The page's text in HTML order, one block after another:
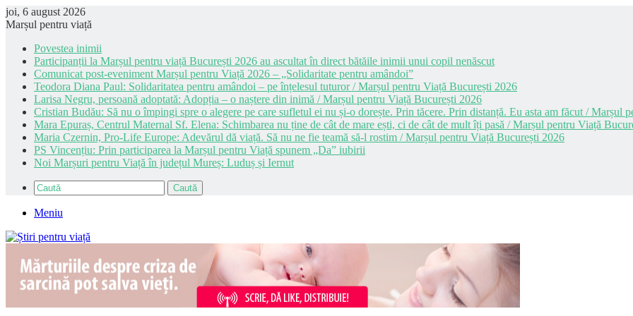
joi, 6 august 2026
Marșul pentru viață
Povestea inimii
Participanții la Marșul pentru viață București 2026 au ascultat în direct bătăile inimii unui copil nenăscut
Comunicat post-eveniment Marșul pentru Viață 2026 – „Solidaritate pentru amândoi”
Teodora Diana Paul: Solidaritatea pentru amândoi – pe înțelesul tuturor / Marșul pentru Viață București 2026
Larisa Negru, persoană adoptată: Adopția – o naștere din inimă / Marșul pentru Viață București 2026
Cristian Budău: Să nu o împingi spre o alegere pe care sufletul ei nu și-o dorește. Prin tăcere. Prin distanță. Eu asta am făcut / Marșul
Mara Epuraș, Centrul Maternal Sf. Elena: Schimbarea nu ține de cât de mare ești, ci de cât de mult îți pasă / Marșul pentru Viață
Maria Czernin, Pro-Life Europe: Adevărul dă viață. Să nu ne fie teamă să-l rostim / Marșul pentru Viață București 2026
PS Vincențiu: Prin participarea la Marșul pentru Viață spunem „Da” iubirii
Noi Marșuri pentru Viață în județul Mureș: Luduș și Iernut
Caută
Meniu